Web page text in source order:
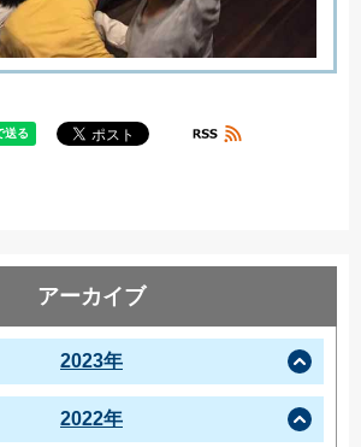
アーカイブ
2023年
2022年